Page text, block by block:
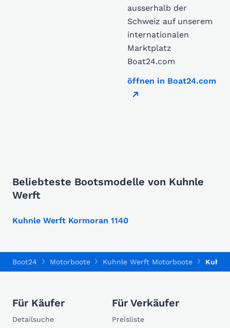
ausserhalb der
Schweiz auf unserem
internationalen
Marktplatz
Boat24.com
öffnen in Boat24.com
Beliebteste Bootsmodelle von Kuhnle
Werft
Kuhnle Werft Kormoran 1140
Boot24 Motorboote Kuhnle Werft Motorboote
Für Käufer
Detailsuche
Für Verkäufer
Preisliste